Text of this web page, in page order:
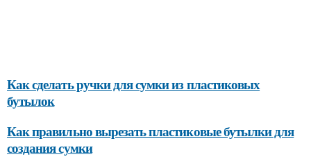
Как сделать ручки для сумки из пластиковых
бутылок
Как правильно вырезать пластиковые бутылки для
создания сумки